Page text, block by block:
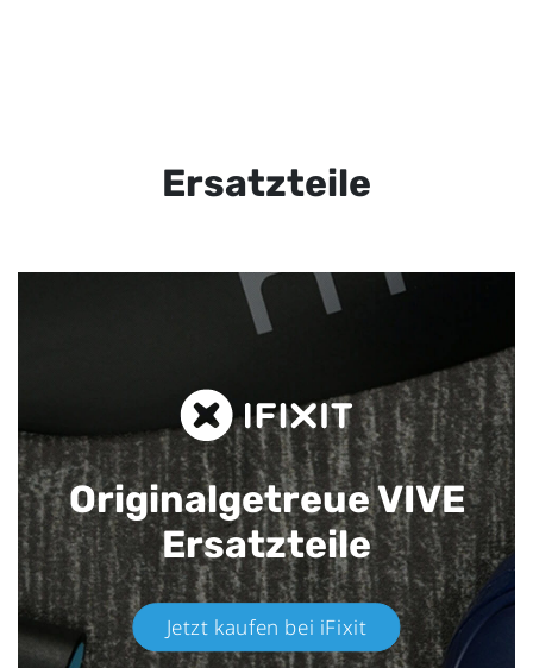
Ersatzteile
Originalgetreue VIVE
Ersatzteile
Jetzt kaufen bei iFixit​